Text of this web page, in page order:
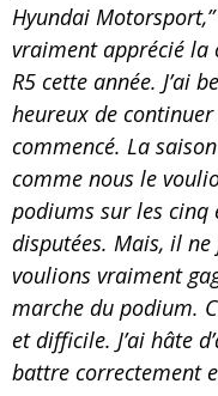
Hyundai Motorsport,”
vraiment apprécié la
R5 cette année. J’ai
heureux de
commencé. La
comme nous le
podiums sur les cinq
disputées. Mais, il
voulions vraiment
marche du podium.
et difficile. J’ai hâte
battre correctement